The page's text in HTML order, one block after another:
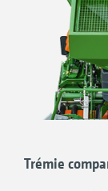
Sur le
le dosage
avec
pour des
Trémie